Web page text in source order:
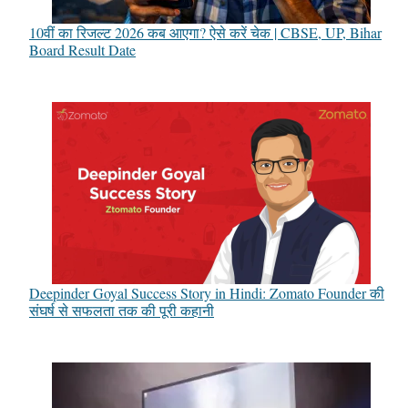
10वीं का रिजल्ट 2026 कब आएगा? ऐसे करें चेक | CBSE, UP, Bihar
Board Result Date
Deepinder Goyal Success Story in Hindi: Zomato Founder की
संघर्ष से सफलता तक की पूरी कहानी